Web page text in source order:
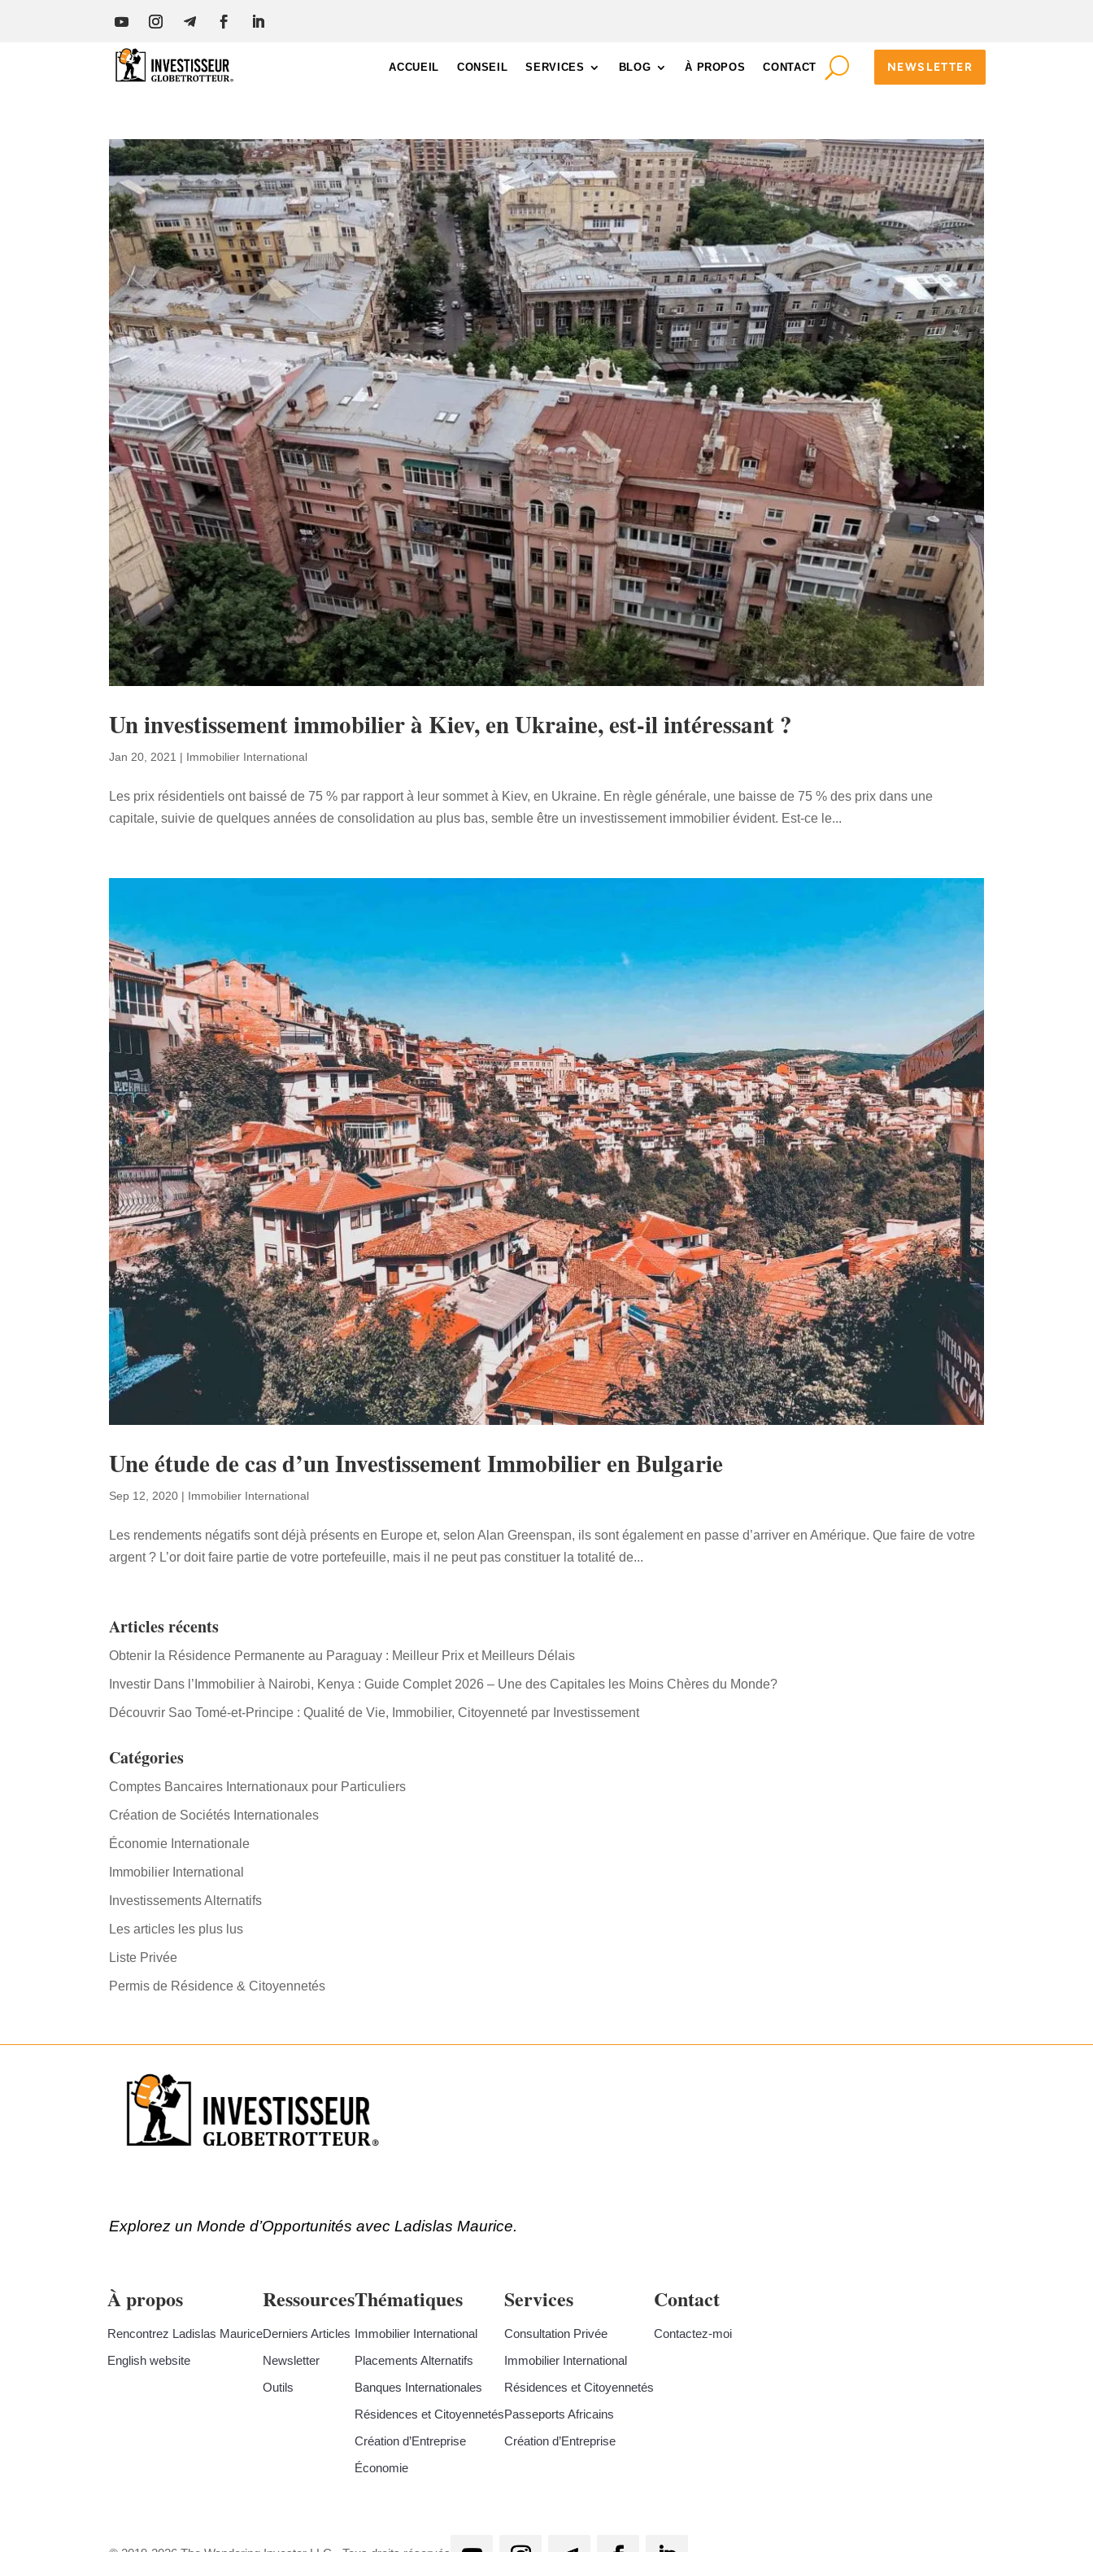
ACCUEIL CONSEIL SERVICES BLOG À PROPOS CONTACT NEWSLETTER
Un investissement immobilier à Kiev, en Ukraine, est-il intéressant ?
Jan 20, 2021 | Immobilier International
Les prix résidentiels ont baissé de 75 % par rapport à leur sommet à Kiev, en Ukraine. En règle générale, une baisse de 75 % des prix dans une
capitale, suivie de quelques années de consolidation au plus bas, semble être un investissement immobilier évident. Est-ce le...
Une étude de cas d’un Investissement Immobilier en Bulgarie
Sep 12, 2020 | Immobilier International
Les rendements négatifs sont déjà présents en Europe et, selon Alan Greenspan, ils sont également en passe d’arriver en Amérique. Que faire de votre
argent ? L’or doit faire partie de votre portefeuille, mais il ne peut pas constituer la totalité de...
Articles récents
Obtenir la Résidence Permanente au Paraguay : Meilleur Prix et Meilleurs Délais
Investir Dans l’Immobilier à Nairobi, Kenya : Guide Complet 2026 – Une des Capitales les Moins Chères du Monde?
Découvrir Sao Tomé-et-Principe : Qualité de Vie, Immobilier, Citoyenneté par Investissement
Catégories
Comptes Bancaires Internationaux pour Particuliers
Création de Sociétés Internationales
Économie Internationale
Immobilier International
Investissements Alternatifs
Les articles les plus lus
Liste Privée
Permis de Résidence & Citoyennetés
Explorez un Monde d’Opportunités avec Ladislas Maurice.
À propos
Rencontrez Ladislas Maurice
English website
Ressources
Derniers Articles
Newsletter
Outils
Thématiques
Immobilier International
Placements Alternatifs
Banques Internationales
Résidences et Citoyennetés
Création d’Entreprise
Économie
Services
Consultation Privée
Immobilier International
Résidences et Citoyennetés
Passeports Africains
Création d’Entreprise
Contact
Contactez-moi